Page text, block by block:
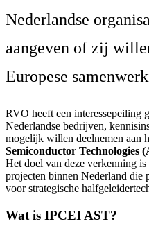
Nederlandse
aangeven of zij
Europese
RVO heeft een interessepeiling
Nederlandse bedrijven,
mogelijk willen deelnemen aan
Semiconductor Technologies
Het doel van deze verkenning
projecten binnen Nederland die
voor strategische
Wat is IPCEI AST?